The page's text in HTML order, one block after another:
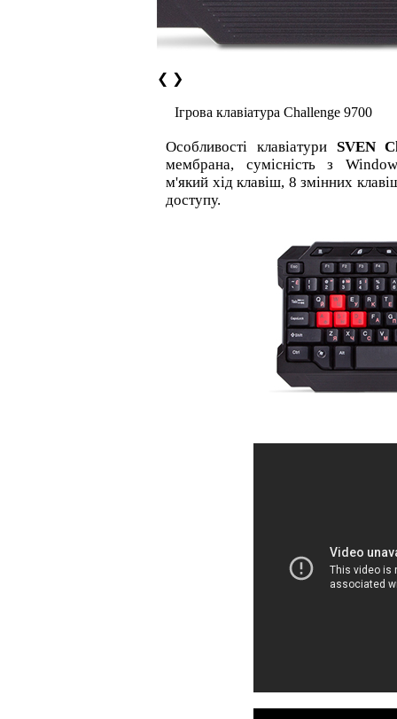
❮ ❯
Ігрова клавіатура Challenge 9700
Особливості клавіатури SVEN
мембрана, сумісність з
м'який хід клавіш, 8 змінних
доступу.